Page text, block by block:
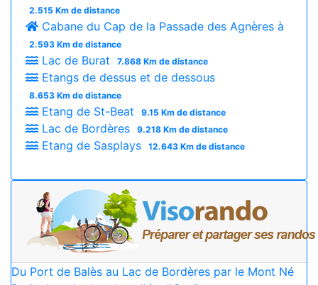
2.515 Km de distance
Cabane du Cap de la Passade des Agnères à
2.593 Km de distance
Lac de Burat 7.868 Km de distance
Etangs de dessus et de dessous
8.653 Km de distance
Etang de St-Beat 9.15 Km de distance
Lac de Bordères 9.218 Km de distance
Etang de Sasplays 12.643 Km de distance
Du Port de Balès au Lac de Bordères par le Mont Né